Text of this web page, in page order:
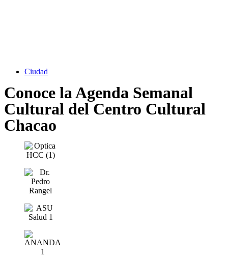
Ciudad
Conoce la Agenda Semanal
Cultural del Centro Cultural
Chacao